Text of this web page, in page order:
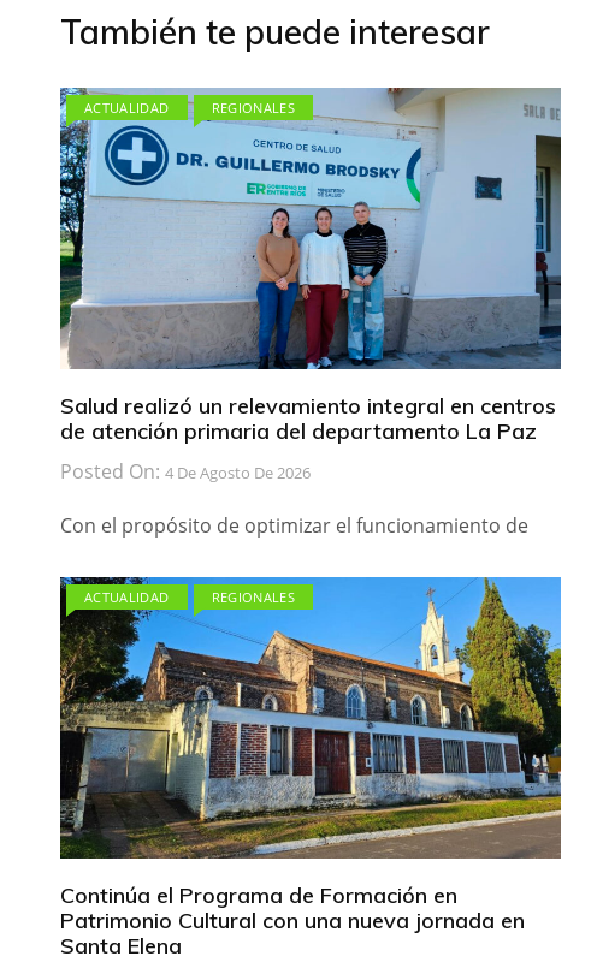
También te puede interesar
ACTUALIDAD REGIONALES
Salud realizó un relevamiento integral en centros
de atención primaria del departamento La Paz
Posted On: 4 De Agosto De 2026
Con el propósito de optimizar el funcionamiento de
ACTUALIDAD REGIONALES
Continúa el Programa de Formación en
Patrimonio Cultural con una nueva jornada en
Santa Elena